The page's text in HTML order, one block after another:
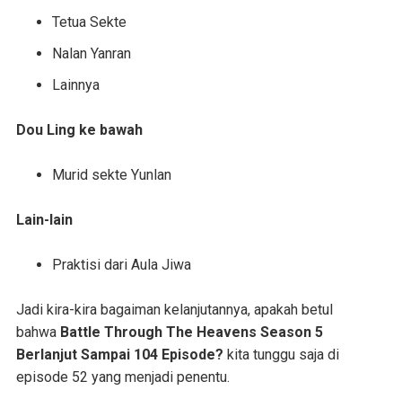
Tetua Sekte
Nalan Yanran
Lainnya
Dou Ling ke bawah
Murid sekte Yunlan
Lain-lain
Praktisi dari Aula Jiwa
Jadi kira-kira bagaiman kelanjutannya, apakah betul
bahwa Battle Through The Heavens Season 5
Berlanjut Sampai 104 Episode? kita tunggu saja di
episode 52 yang menjadi penentu.